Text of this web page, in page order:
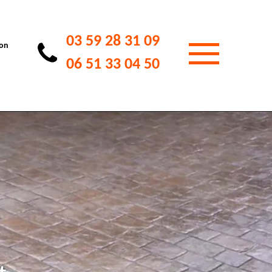
03 59 28 31 09
06 51 33 04 50